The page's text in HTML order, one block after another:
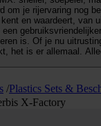
om je rijervaring nog
en waardeert, van
is. Of je nu
het is er allemaal.
/Plastics Sets &
X-Factory